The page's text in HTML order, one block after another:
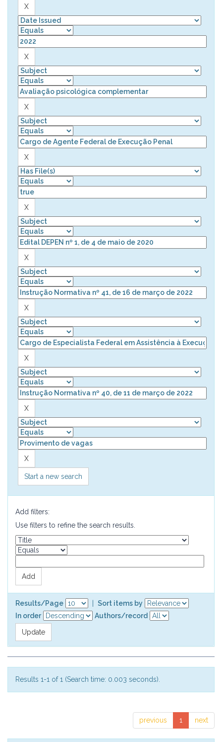
Start a new search
Add filters:
Use filters to refine the search results.
Results/Page
Sort items by
In order
Authors/record
Results 1-1 of 1 (Search time: 0.003 seconds).
previous 1 next